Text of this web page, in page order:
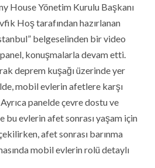
House Yönetim Kurulu Başkanı
Hoş tarafından hazırlanan
belgeselinden bir video
konuşmalarla devam etti.
deprem kuşağı üzerinde yer
mobil evlerin afetlere karşı
panelde çevre dostu ve
evlerin afet sonrası yaşam için
afet sonrası barınma
mobil evlerin rolü detaylı